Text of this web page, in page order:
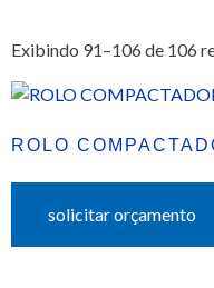
Exibindo 91–106 de 106
ROLO
solicitar orçamento